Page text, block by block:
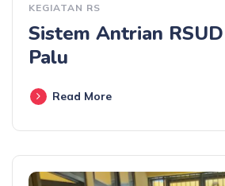
KEGIATAN RS
Sistem Antrian
Palu
Read More